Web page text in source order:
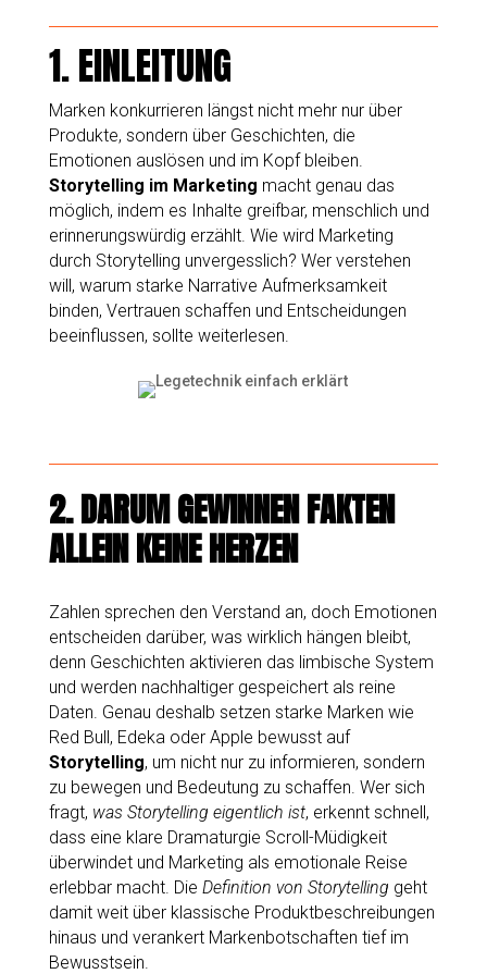
1. EINLEITUNG
Marken konkurrieren längst nicht mehr nur über
Produkte, sondern über Geschichten, die
Emotionen auslösen und im Kopf bleiben.
Storytelling im Marketing macht genau das
möglich, indem es Inhalte greifbar, menschlich und
erinnerungswürdig erzählt. Wie wird Marketing
durch Storytelling unvergesslich? Wer verstehen
will, warum starke Narrative Aufmerksamkeit
binden, Vertrauen schaffen und Entscheidungen
beeinflussen, sollte weiterlesen.
2.DARUM GEWINNEN FAKTEN
ALLEIN KEINE HERZEN
Zahlen sprechen den Verstand an, doch Emotionen
entscheiden darüber, was wirklich hängen bleibt,
denn Geschichten aktivieren das limbische System
und werden nachhaltiger gespeichert als reine
Daten. Genau deshalb setzen starke Marken wie
Red Bull, Edeka oder Apple bewusst auf
Storytelling, um nicht nur zu informieren, sondern
zu bewegen und Bedeutung zu schaffen. Wer sich
fragt, was Storytelling eigentlich ist, erkennt schnell,
dass eine klare Dramaturgie Scroll-Müdigkeit
überwindet und Marketing als emotionale Reise
erlebbar macht. Die Definition von Storytelling geht
damit weit über klassische Produktbeschreibungen
hinaus und verankert Markenbotschaften tief im
Bewusstsein.